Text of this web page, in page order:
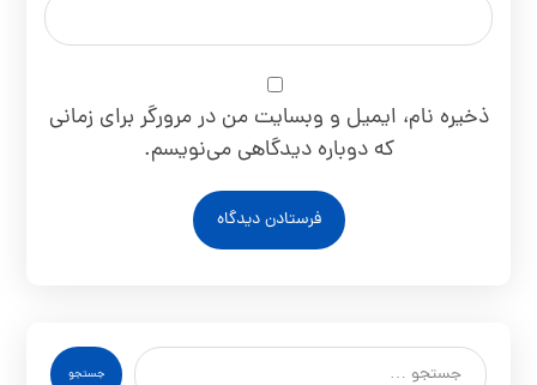
ذخیره نام، ایمیل و وبسایت من در مرورگر برای زمانی
که دوباره دیدگاهی می‌نویسم.
فرستادن دیدگاه
جستجو